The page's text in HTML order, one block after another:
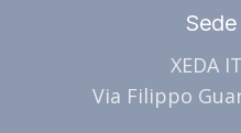
XEDA
Via Filippo